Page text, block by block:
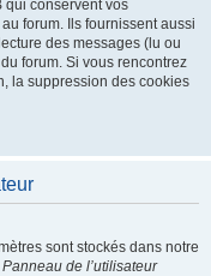
qui conservent vos
forum. Ils fournissent aussi
des messages (lu ou
forum. Si vous rencontrez
la suppression des cookies
sont stockés dans notre
Panneau de l’utilisateur